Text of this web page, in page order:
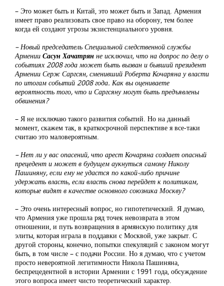
– Это может быть и Китай, это может быть и Запад. Армения
имеет право реализовать свое право на оборону, тем более
когда ей создают угрозы экзистенциального уровня.
– Новый председатель Специальной следственной службы
Армении Сасун Хачатрян не исключил, что на допрос по делу о
событиях 2008 года может быть вызван и бывший президент
Армении Серж Саргсян, сменивший Роберта Кочаряна у власти
по итогам событий 2008 года. Как вы оцениваете
вероятность того, что и Саргсяну могут быть предъявлены
обвинения?
– Я не исключаю такого развития событий. Но на данный
момент, скажем так, в краткосрочной перспективе я все-таки
считаю это маловероятным.
– Нет ли у вас опасений, что арест Кочаряна создает опасный
прецедент и может в будущем аукнуться самому Николу
Пашиняну, если ему не удастся по какой-либо причине
удержать власть, если власть снова перейдет к политикам,
которые видят в качестве основного союзника Москву?
– Это очень интересный вопрос, но гипотетический. Я думаю,
что Армения уже прошла ряд точек невозврата в этом
отношении, и путь возвращения в армянскую политику для
элиты, которая играла в поддавки с Москвой, уже закрыт. С
другой стороны, конечно, попытки спекуляций с законом могут
быть, в том числе – с подачи России. Но я думаю, что с учетом
просто невероятной легитимности Никола Пашиняна,
беспрецедентной в истории Армении с 1991 года, обсуждение
этого вопроса имеет чисто теоретический характер.